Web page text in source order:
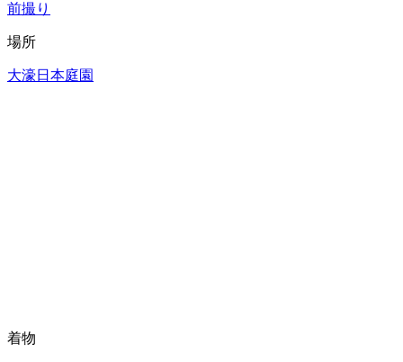
前撮り
場所
大濠日本庭園
着物